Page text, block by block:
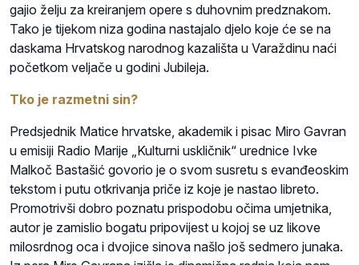
gajio želju za kreiranjem opere s duhovnim predznakom.
Tako je tijekom niza godina nastajalo djelo koje će se na
daskama Hrvatskog narodnog kazališta u Varaždinu naći
početkom veljače u godini Jubileja.
Tko je razmetni sin?
Predsjednik Matice hrvatske, akademik i pisac Miro Gavran
u emisiji Radio Marije „Kulturni uskličnik“ urednice Ivke
Malkoč Bastašić govorio je o svom susretu s evanđeoskim
tekstom i putu otkrivanja priče iz koje je nastao libreto.
Promotrivši dobro poznatu prispodobu očima umjetnika,
autor je zamislio bogatu pripovijest u kojoj se uz likove
milosrdnog oca i dvojice sinova našlo još sedmero junaka.